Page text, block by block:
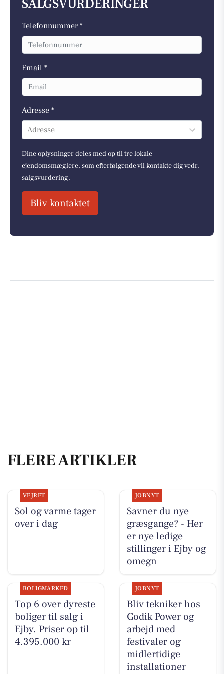
SALGSVURDERINGER
Telefonnummer *
Email *
Adresse *
Adresse
Dine oplysninger deles med op til tre lokale
ejendomsmæglere, som efterfølgende vil kontakte dig vedr.
salgsvurdering.
Bliv kontaktet
FLERE ARTIKLER
VEJRET
Sol og varme tager
over i dag
JOBNYT
Savner du nye
græsgange? - Her
er nye ledige
stillinger i Ejby og
omegn
BOLIGMARKED
Top 6 over dyreste
boliger til salg i
Ejby. Priser op til
4.395.000 kr
JOBNYT
Bliv tekniker hos
Godik Power og
arbejd med
festivaler og
midlertidige
installationer